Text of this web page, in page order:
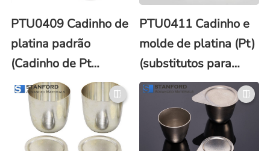
PTU0409 Cadinho de
platina padrão
(Cadinho de Pt
padrão)
PTU0411 Cadinho e
molde de platina (Pt)
(substitutos para
Claisse®)